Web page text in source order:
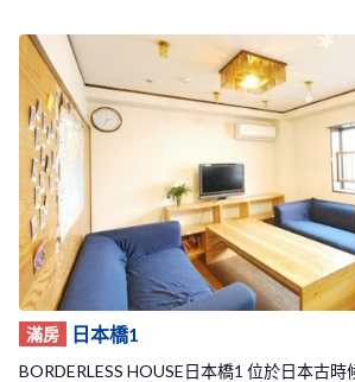
滿房 日本橋1
BORDERLESS HOUSE日本橋1 位於日本古